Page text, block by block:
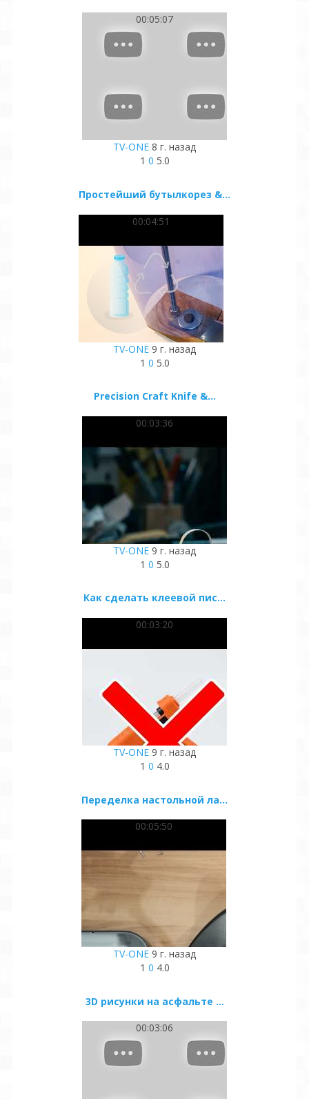
00:05:07
TV-ONE 8 г. назад
1 0 5.0
Простейший бутылкорез &...
00:04:51
TV-ONE 9 г. назад
1 0 5.0
Precision Craft Knife &...
00:03:36
TV-ONE 9 г. назад
1 0 5.0
Как сделать клеевой пис...
00:03:20
TV-ONE 9 г. назад
1 0 4.0
Переделка настольной ла...
00:05:50
TV-ONE 9 г. назад
1 0 4.0
3D рисунки на асфальте ...
00:03:06